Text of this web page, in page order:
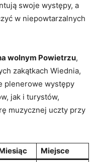
⁢swoje​ występy, a
w ‍niepowtarzalnych
wolnym ⁤Powietrzu,
zakątkach ‌Wiednia,
plenerowe występy
jak‌ i turystów,
muzycznej uczty przy
Miejsce